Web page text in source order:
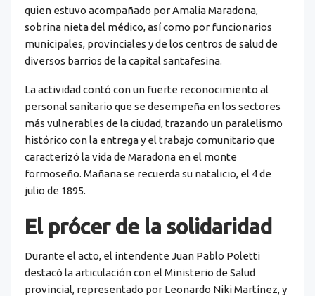
quien estuvo acompañado por Amalia Maradona,
sobrina nieta del médico, así como por funcionarios
municipales, provinciales y de los centros de salud de
diversos barrios de la capital santafesina.
La actividad contó con un fuerte reconocimiento al
personal sanitario que se desempeña en los sectores
más vulnerables de la ciudad, trazando un paralelismo
histórico con la entrega y el trabajo comunitario que
caracterizó la vida de Maradona en el monte
formoseño. Mañana se recuerda su natalicio, el 4 de
julio de 1895.
El prócer de la solidaridad
Durante el acto, el intendente Juan Pablo Poletti
destacó la articulación con el Ministerio de Salud
provincial, representado por Leonardo Niki Martínez, y